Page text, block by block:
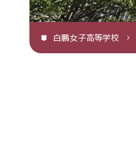
白鵬女子高等学校